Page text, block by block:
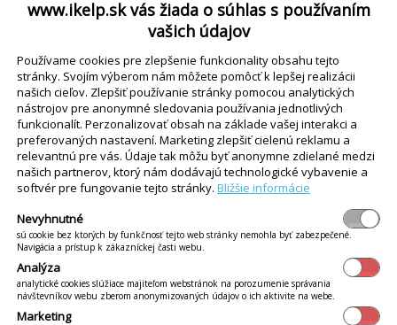
Platobný terminál
viac ľudí uprednostňuje platbu kartoualebo
či sa platobný terminál náhodou neoplatí
dať zákazníkom možnosť výberu, však?
POS terminályzaručujúbezpečnosť transakcií
využijete
alebo si
. Kým v reštauráciách môžu zákazníci aj čašníci
v potravinách, kníhkupectvách a iných
www.ikelp.sk vás žiada o súhlas s používaním
vašich údajov
Používame cookies pre zlepšenie funkcionality obsahu tejto
stránky. Svojím výberom nám môžete pomôcť k lepšej realizácii
našich cieľov. Zlepšiť používanie stránky pomocou analytických
nástrojov pre anonymné sledovania používania jednotlivých
funkcionalít. Perzonalizovať obsah na základe vašej interakci a
preferovaných nastavení. Marketing zlepšiť cielenú reklamu a
relevantnú pre vás. Údaje tak môžu byť anonymne zdielané medzi
našich partnerov, ktorý nám dodávajú technologické vybavenie a
softvér pre fungovanie tejto stránky. Bližšie informácie
Nevyhnutné
sú cookie bez ktorých by funkčnosť tejto web stránky nemohla byť zabezpečené.
Navigácia a prístup k zákazníckej časti webu.
Analýza
analytické cookies slúžiace majiteľom webstránok na porozumenie správania
návštevníkov webu zberom anonymizovaných údajov o ich aktivite na webe.
Marketing